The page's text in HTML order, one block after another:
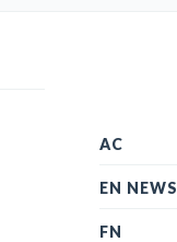
AC
EN NEWS
FN